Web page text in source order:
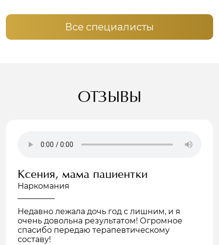
Все специалисты
ОТЗЫВЫ
Ксения, мама пациентки
Наркомания
Недавно лежала дочь год с лишним, и я
очень довольна результатом! Огромное
спасибо передаю терапевтическому
составу!